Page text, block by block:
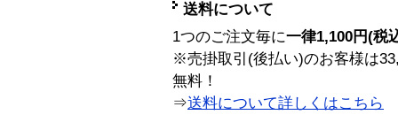
送料について
1つのご注文毎に一律1,100円(税
※売掛取引(後払い)のお客様は
無料！
⇒送料について詳しくはこちら